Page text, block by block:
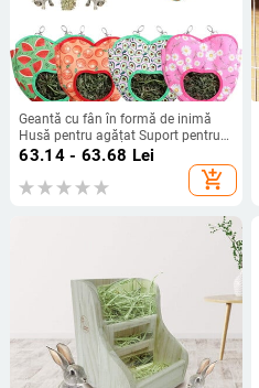
Geantă cu fân în formă de inimă
Husă pentru agățat Suport pentru
hrănitor pentru animale mici
Geantă clasică pentru hrănire
pentru iepuri Geanta cu fân pentru
63.14 - 63.68 Lei
add_shopping_cart